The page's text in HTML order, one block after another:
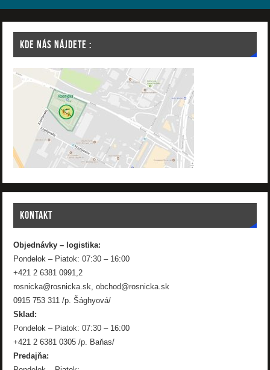
KDE NÁS NÁJDETE :
KONTAKT
Objednávky – logistika:
Pondelok – Piatok: 07:30 – 16:00
+421 2 6381 0991,2
rosnicka@rosnicka.sk, obchod@rosnicka.sk
0915 753 311 /p. Šághyová/
Sklad:
Pondelok – Piatok: 07:30 – 16:00
+421 2 6381 0305 /p. Baňas/
Predajňa: